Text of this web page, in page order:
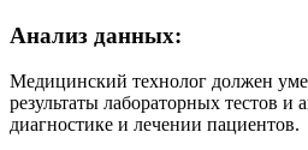
Анализ данных:
Медицинский технолог должен
результаты лабораторных тестов и
диагностике и лечении пациентов.